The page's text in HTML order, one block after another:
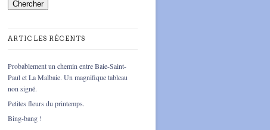
ARTICLES RÉCENTS
Probablement un chemin entre Baie-Saint-
Paul et La Malbaie. Un magnifique tableau
non signé.
Petites fleurs du printemps.
Bing-bang !